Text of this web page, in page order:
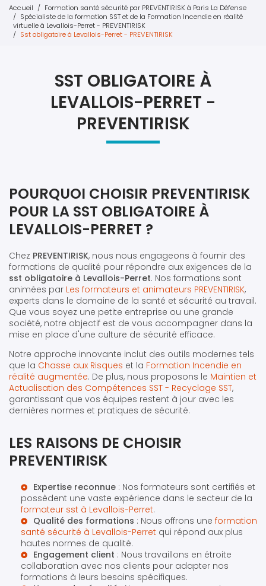
Accueil
Formation santé sécurité par PREVENTIRISK à Paris La Défense
Spécialiste de la formation SST et de la Formation Incendie en réalité
virtuelle à Levallois-Perret - PREVENTIRISK
Sst obligatoire à Levallois-Perret - PREVENTIRISK
SST OBLIGATOIRE À
LEVALLOIS-PERRET -
PREVENTIRISK
POURQUOI CHOISIR PREVENTIRISK
POUR LA SST OBLIGATOIRE À
LEVALLOIS-PERRET ?
Chez PREVENTIRISK, nous nous engageons à fournir des
formations de qualité pour répondre aux exigences de la
sst obligatoire à Levallois-Perret. Nos formations sont
animées par Les formateurs et animateurs PREVENTIRISK,
experts dans le domaine de la santé et sécurité au travail.
Que vous soyez une petite entreprise ou une grande
société, notre objectif est de vous accompagner dans la
mise en place d'une culture de sécurité efficace.
Notre approche innovante inclut des outils modernes tels
que la Chasse aux Risques et la Formation Incendie en
réalité augmentée. De plus, nous proposons le Maintien et
Actualisation des Compétences SST - Recyclage SST,
garantissant que vos équipes restent à jour avec les
dernières normes et pratiques de sécurité.
LES RAISONS DE CHOISIR
PREVENTIRISK
Expertise reconnue : Nos formateurs sont certifiés et
possèdent une vaste expérience dans le secteur de la
formateur sst à Levallois-Perret.
Qualité des formations : Nous offrons une formation
santé sécurité à Levallois-Perret qui répond aux plus
hautes normes de qualité.
Engagement client : Nous travaillons en étroite
collaboration avec nos clients pour adapter nos
formations à leurs besoins spécifiques.